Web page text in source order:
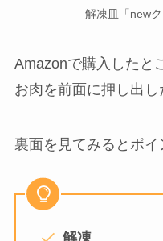
解凍皿「newクイ
みた